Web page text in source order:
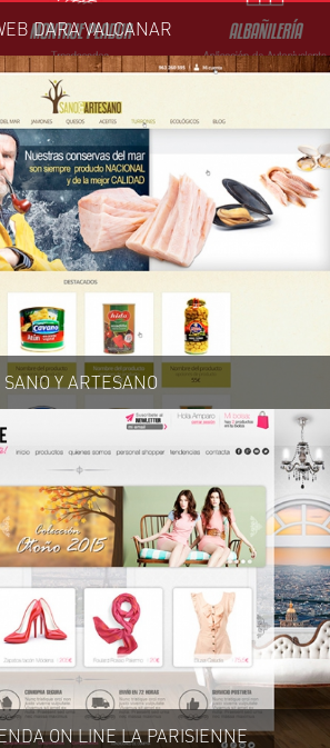
DARA VALCANAR
SANO Y ARTESANO
ON LINE LA PARISIENNE